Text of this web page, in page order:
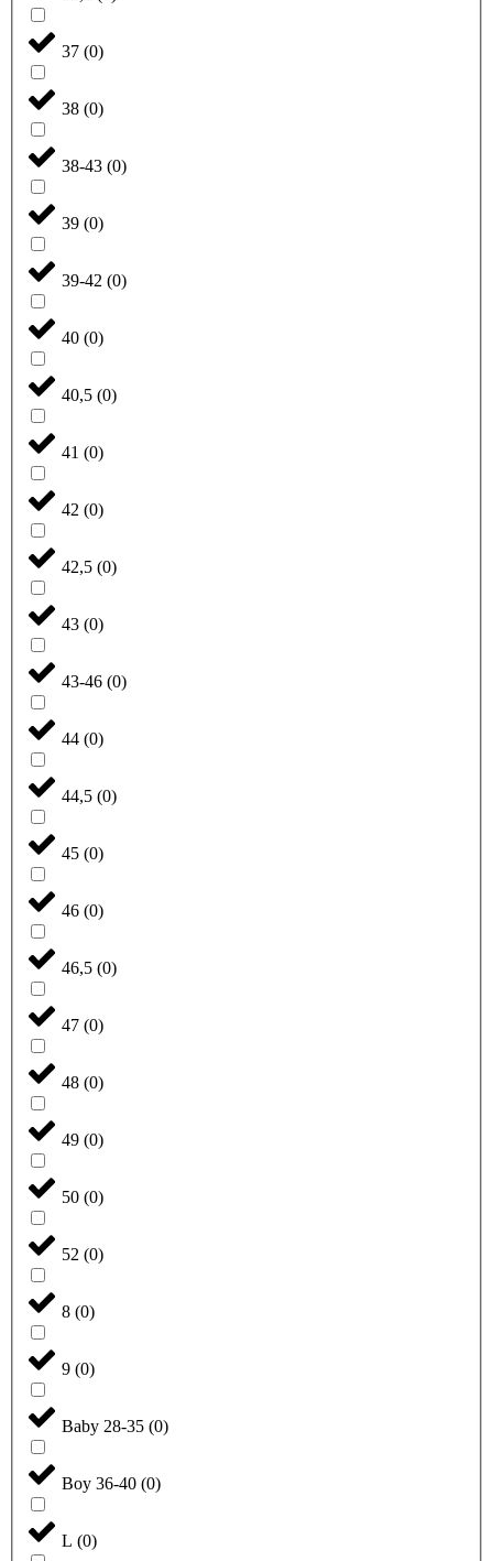
37 (0)
38 (0)
38-43 (0)
39 (0)
39-42 (0)
40 (0)
40,5 (0)
41 (0)
42 (0)
42,5 (0)
43 (0)
43-46 (0)
44 (0)
44,5 (0)
45 (0)
46 (0)
46,5 (0)
47 (0)
48 (0)
49 (0)
50 (0)
52 (0)
8 (0)
9 (0)
Baby 28-35 (0)
Boy 36-40 (0)
L (0)